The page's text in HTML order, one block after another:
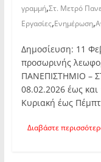
γραμμή,Στ. Μετρό
Εργασίες,Ενημέρωση,
Δημοσίευση: 11
προσωρινής
ΠΑΝΕΠΙΣΤΗΜΙΟ –
08.02.2026 έως και
Κυριακή έως
Διαβάστε